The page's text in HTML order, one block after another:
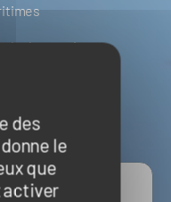
des
le
que
activer
marines